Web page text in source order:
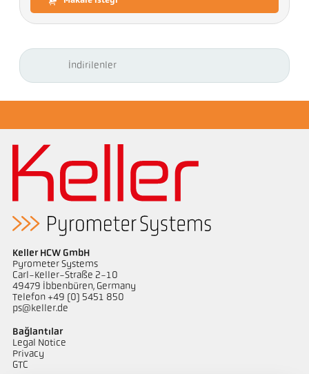
İndirilenler
Keller HCW GmbH
Pyrometer Systems
Carl-Keller-Straße 2-10
49479 Ibbenbüren, Germany
Telefon +49 (0) 5451 850
ps@keller.de
Bağlantılar
Legal Notice
Privacy
GTC